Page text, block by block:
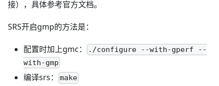
接），具体参考官方文档。
SRS开启gmp的方法是：
配置时加上gmc：
./configure --with-gperf --
with-gmp
编译srs： make